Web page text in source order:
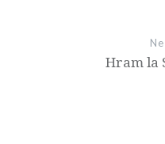
Hram la